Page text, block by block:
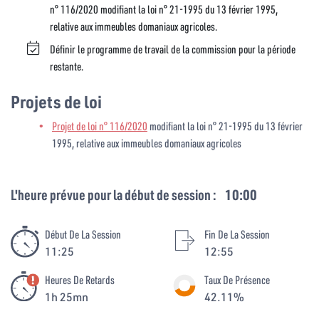
n° 116/2020 modifiant la loi n° 21-1995 du 13 février 1995,
relative aux immeubles domaniaux agricoles.
Définir le programme de travail de la commission pour la période
restante.
Projets de loi
Projet de loi n° 116/2020modifiant la loi n° 21-1995 du 13 février
1995, relative aux immeubles domaniaux agricoles
L'heure prévue pour la début de session : 10:00
Début De La Session
11:25
Fin De La Session
12:55
Heures De Retards
1h 25mn
Taux De Présence
42.11%